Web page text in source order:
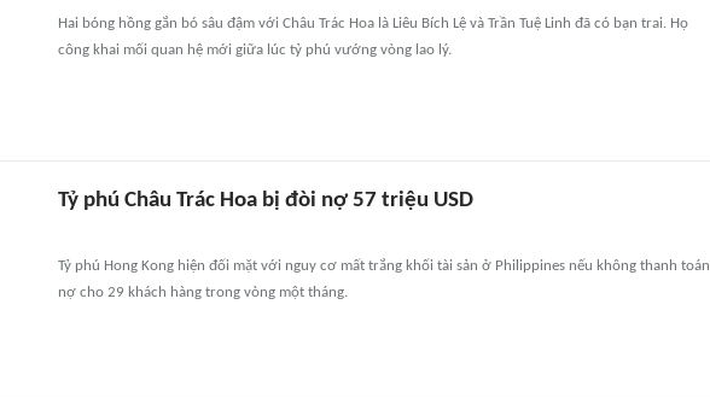
Hai bóng hồng gắn bó sâu đậm với Châu Trác Hoa là Liêu Bích Lệ và Trần Tuệ Linh đã có bạn trai. Họ
công khai mối quan hệ mới giữa lúc tỷ phú vướng vòng lao lý.
Tỷ phú Châu Trác Hoa bị đòi nợ 57 triệu USD
Tỷ phú Hong Kong hiện đối mặt với nguy cơ mất trắng khối tài sản ở Philippines nếu không thanh toán
nợ cho 29 khách hàng trong vòng một tháng.